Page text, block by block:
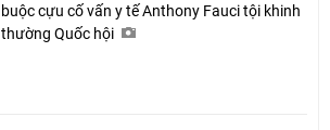
buộc cựu cố vấn y tế Anthony Fauci tội khinh
thường Quốc hội